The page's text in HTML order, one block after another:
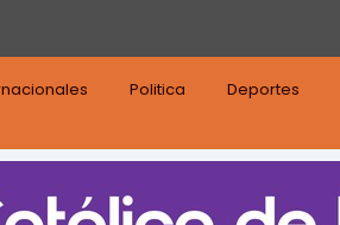
Politica Deportes